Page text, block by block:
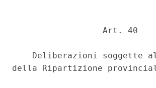
Art. 40
Deliberazioni soggette
della Ripartizione